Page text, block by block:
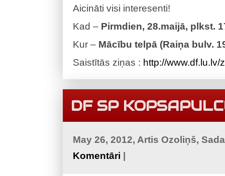
Aicināti visi interesenti!
Kad – Pirmdien, 28.maijā, plkst.
Kur – Mācību telpā (Raiņa bulv.
Saistītās ziņas : http://www.df.lu.lv/
DF SP
May 26, 2012, Artis Ozoliņš,
Komentāri |